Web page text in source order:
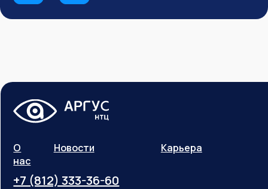
О
нас
+7 (812) 333-36-60
Новости Карьера